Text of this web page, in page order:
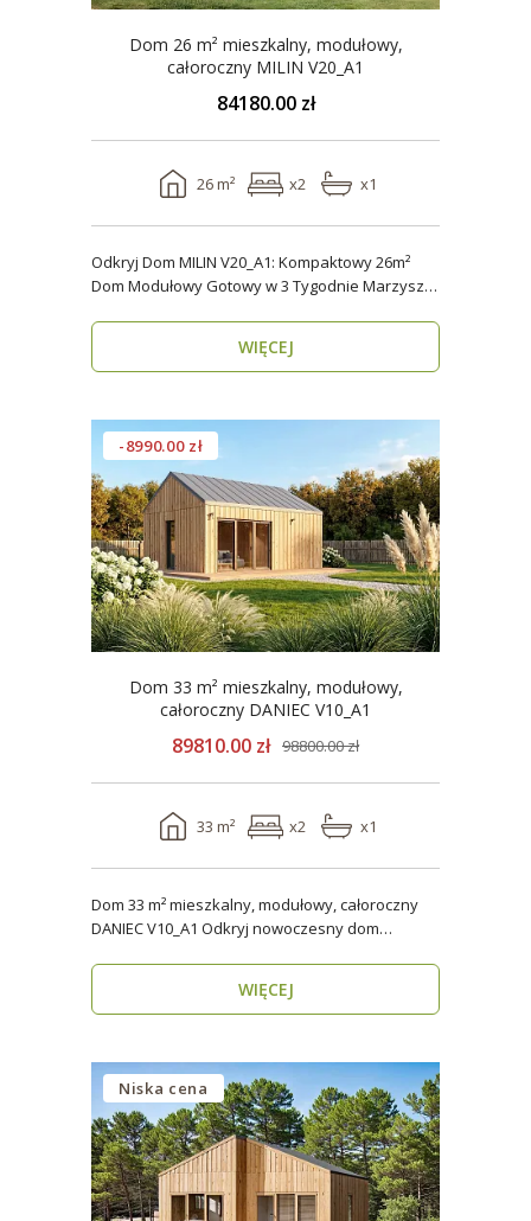
Dom 26 m² mieszkalny, modułowy,
całoroczny MILIN V20_A1
84180.00 zł
26 m² x2 x1
Odkryj Dom MILIN V20_A1: Kompaktowy 26m²
Dom Modułowy Gotowy w 3 Tygodnie Marzysz o
WIĘCEJ
-8990.00 zł
Dom 33 m² mieszkalny, modułowy,
całoroczny DANIEC V10_A1
89810.00 zł 98800.00 zł
33 m² x2 x1
Dom 33 m² mieszkalny, modułowy, całoroczny
DANIEC V10_A1 Odkryj nowoczesny dom
WIĘCEJ
Niska cena